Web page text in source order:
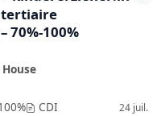
70%-100%
CDI 24 juil.